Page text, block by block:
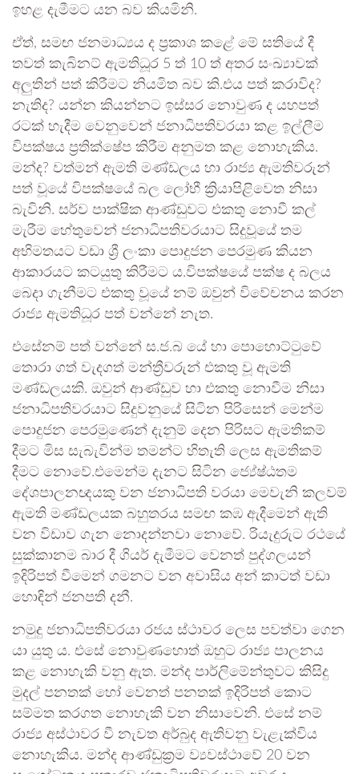
ඉහළ දැමීමට යන බව කියමිනි.
ඒත්, සමඟ ජනමාධ්‍යය ද ප්‍රකාශ කළේ මේ සතියේ දී
තවත් කැබිනට් ඇමතිධූර 5 ත් 10 ත් අතර සංඛ්‍යාවක්
අලුතින් පත් කිරීමට නියමිත බව කි.එය පත් කරාවිද?
නැතිද? යන්න කියන්නට ඉස්සර නොවුණ ද යහපත්
රටක් හැදීම වෙනුවෙන් ජනාධිපතිවරයා කළ ඉල්ලීම
විපක්ෂය ප්‍රතික්ෂේප කිරීම අනුමත කළ නොහැකිය.
මන්ද? වත්මන් ඇමති මණ්ඩලය හා රාජ්‍ය ඇමතිවරුන්
පත් වූයේ විපක්ෂයේ බල ලෝභී ක්‍රියාපිළිවෙත නිසා
බැවිනි. සර්ව පාක්ෂික ආණ්ඩුවට එකතු නොවී කල්
මැරීම හේතුවෙන් ජනාධිපතිවරයාට සිදුවූයේ තම
අභිමතයට වඩා ශ්‍රී ලංකා පොදුජන පෙරමුණ කියන
ආකාරයට කටයුතු කිරීමට ය.විපක්ෂයේ පක්ෂ ද බලය
බෙදා ගැනීමට එකතු වූයේ නම් ඔවුන් විවේචනය කරන
රාජ්‍ය ඇමතිධූර පත් වන්නේ නැත.
එසේනම් පත් වන්නේ ස.ජ.බ යේ හා පොහොට්ටුවේ
තොරා ගත් වැදගත් මන්ත්‍රීවරුන් එකතු වූ ඇමති
මණ්ඩලයකි. ඔවුන් ආණ්ඩුව හා එකතු නොවීම නිසා
ජනාධිපතිවරයාට සිදුවනුයේ සිටින පිරිසෙන් මෙන්ම
පොදුජන පෙරමුණෙන් දැනුම් දෙන පිරිසට ඇමතිකම්
දීමට මිස සැබැවින්ම තමන්ට හිතැති ලෙස ඇමතිකම්
දීමට නොවේ.එමෙන්ම දැනට සිටින ජ්‍යේෂ්ඨතම
දේශපාලනඥයකු වන ජනාධිපති වරයා මෙවැනි කලවම්
ඇමති මණ්ඩලයක බහුතරය සමඟ කඹ ඇදීමෙන් ඇති
වන විඩාව ගැන නොදන්නවා නොවේ. රියැදුරුට රථයේ
සුක්කානම බාර දී ගියර් දැමීමට වෙනත් පුද්ගලයන්
ඉදිරිපත් වීමෙන් ගමනට වන අවාසිය අන් කාටත් වඩා
හොඳින් ජනපති දනී.
නමුදු ජනාධිපතිවරයා රජය ස්ථාවර ලෙස පවත්වා ගෙන
යා යුතු ය. එසේ නොවුණහොත් ඔහුට රාජ්‍ය පාලනය
කළ නොහැකි වනු ඇත. මන්ද පාර්ලිමේන්තුවට කිසිදු
මුදල් පනතක් හෝ වෙනත් පනතක් ඉදිරිපත් කොට
සම්මත කරගත නොහැකි වන නිසාවෙනි. එසේ නම්
රාජ්‍ය අස්ථාවර වී නැවත අර්බුද ඇතිවනු වැළැක්විය
නොහැකිය. මන්ද ආණ්ඩුක්‍රම ව්‍යවස්ථාවේ 20 වන